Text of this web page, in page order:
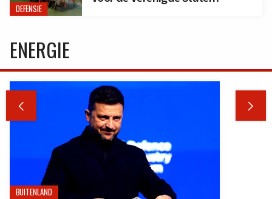
DEFENSIE
ENERGIE
 
BUITENLAND